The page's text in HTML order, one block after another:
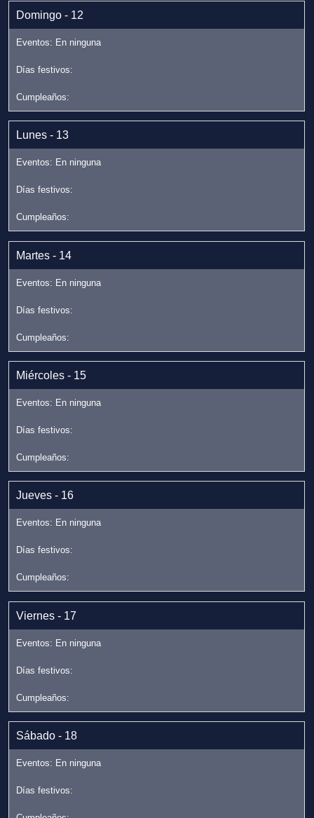
Domingo - 12
Lunes - 13
Martes - 14
Miércoles - 15
Jueves - 16
Viernes - 17
Sábado - 18